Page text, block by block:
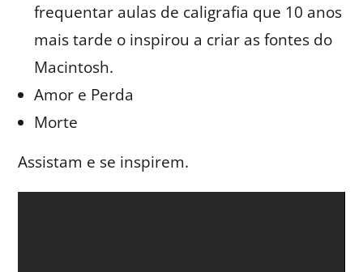
frequentar aulas de caligrafia que 10 anos
mais tarde o inspirou a criar as fontes do
Macintosh.
Amor e Perda
Morte
Assistam e se inspirem.